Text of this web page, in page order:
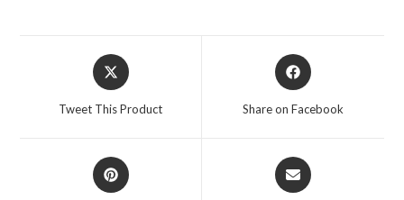
Opens
in
Tweet This Product
Opens
in
Share on Facebook
Opens
in
Opens
in